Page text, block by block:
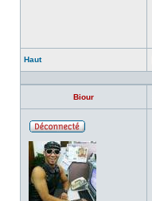
Haut
Biour
ligne